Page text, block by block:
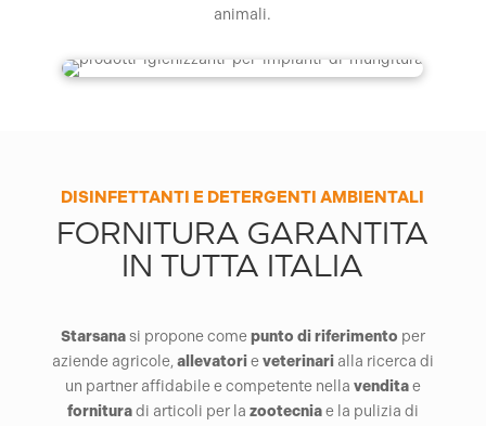
animali.
DISINFETTANTI E DETERGENTI AMBIENTALI
FORNITURA GARANTITA
IN TUTTA ITALIA
Starsanasi propone comepunto di riferimento per
aziende agricole,allevatorieveterinarialla ricerca di
un partner affidabile e competente nella venditae
fornituradi articoli per la zootecniae la pulizia di